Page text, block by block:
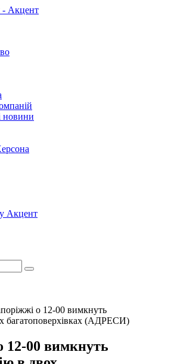
новини
Акцент
о 12-00 вимкнуть
багатоповерхівках (АДРЕСИ)
12-00 вимкнуть